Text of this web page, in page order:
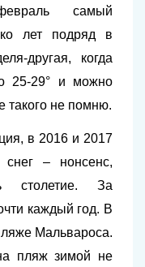
самый
лет подряд в
другая, когда
25-29° и можно
такого не помню.
в 2016 и 2017
– нонсенс,
столетие. За
каждый год. В
Мальвароса.
пляж зимой не